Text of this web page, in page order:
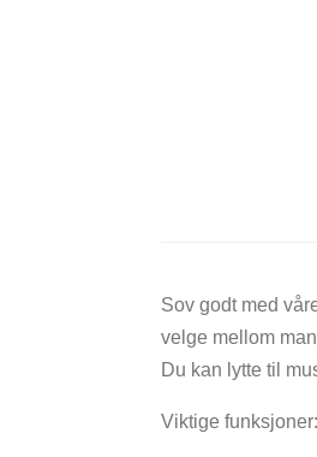
Sov godt med
velge mellom
Du kan lytte til
Viktige funksjoner: